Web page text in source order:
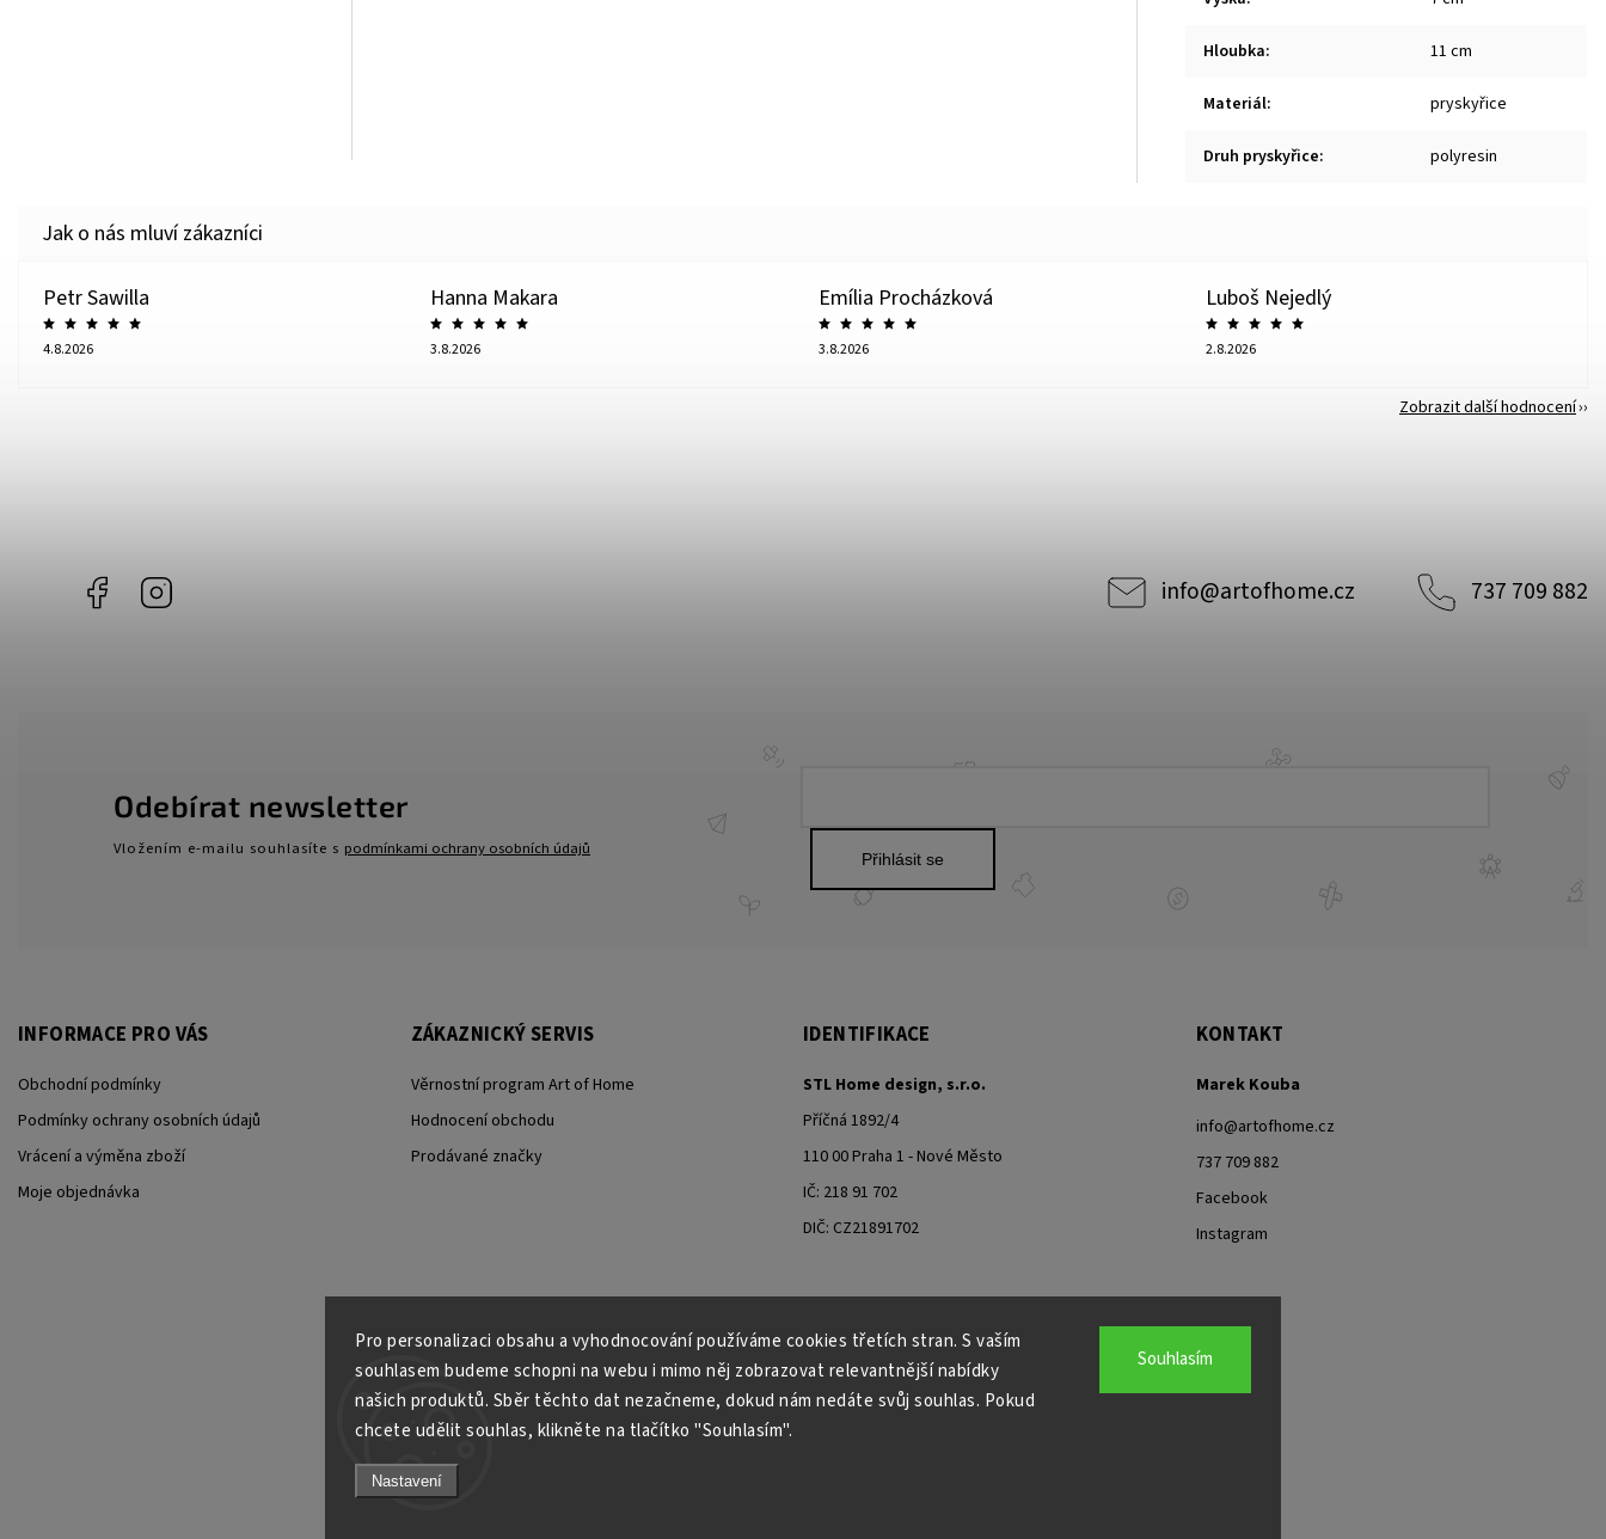
Pro personalizaci obsahu a vyhodnocování používáme cookies třetích stran. S vaším
souhlasem budeme schopni na webu i mimo něj zobrazovat relevantnější nabídky
našich produktů. Sběr těchto dat nezačneme, dokud nám nedáte svůj souhlas. Pokud
chcete udělit souhlas, klikněte na tlačítko "Souhlasím".
Nastavení
Souhlasím
Hloubka: 11 cm
Materiál: pryskyřice
Druh pryskyřice: polyresin
Petr Sawilla
4.8.2026
Hanna Makara
3.8.2026
Emília Procházková
3.8.2026
Luboš Nejedlý
2.8.2026
Zobrazit další hodnocení
Facebook info@artofhome.cz 737 709 882
Odebírat newsletter
Vložením e-mailu souhlasíte s podmínkami ochrany osobních údajů
Přihlásit se
INFORMACE PRO VÁS
Obchodní podmínky
Podmínky ochrany osobních údajů
Vrácení a výměna zboží
Moje objednávka
ZÁKAZNICKÝ SERVIS
Věrnostní program Art of Home
Hodnocení obchodu
Prodávané značky
IDENTIFIKACE
STL Home design, s.r.o.
Příčná 1892/4
110 00 Praha 1 - Nové Město
IČ: 218 91 702
DIČ: CZ21891702
KONTAKT
Marek Kouba
info@artofhome.cz
737 709 882
Facebook
Instagram
Moje objednávka - odstoupení od smlouvy